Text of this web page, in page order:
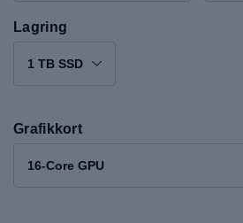
Lagring
1 TB SSD
Grafikkort
16-Core GPU